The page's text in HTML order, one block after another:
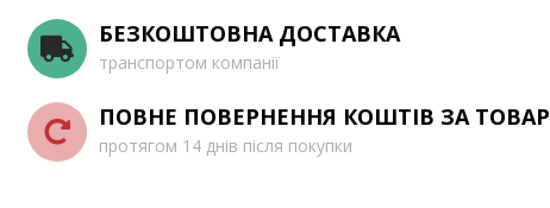
БЕЗКОШТОВНА ДОСТАВКА
транспортом компанії
ПОВНЕ ПОВЕРНЕННЯ КОШТІВ ЗА ТОВАР
протягом 14 днів після покупки